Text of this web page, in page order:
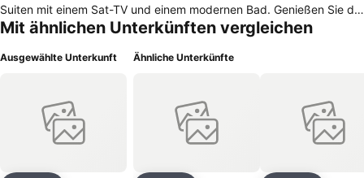
Suiten mit einem Sat-TV und einem modernen Bad. Genießen Sie die
herrliche Aussicht auf die Altstadt, die Reichsburg oder die Mosel.
Parkplätze in der Nähe des Hotels Traumblick stehen kostenfrei zur
Walking, Radfahren und Golf.
Mit ähnlichen Unterkünften vergleichen
Ausgewählte Unterkunft Ähnliche Unterkünfte